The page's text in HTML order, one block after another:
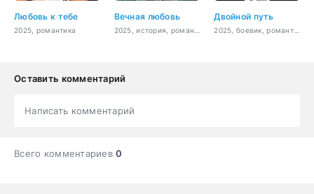
Любовь к тебе
2025, романтика
Вечная любовь Двойной путь
2025, боевик, романтика
Оставить комментарий
Написать комментарий
Всего комментариев0